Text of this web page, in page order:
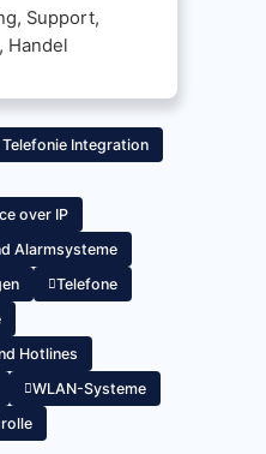
Support,
Handel
Integration
over IP
Alarmsysteme
Telefone
Hotlines
WLAN-Systeme